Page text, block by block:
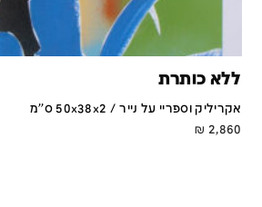
ללא כותרת
אקריליק וספריי על נייר / 50x38x2 ס''מ
2,860
₪